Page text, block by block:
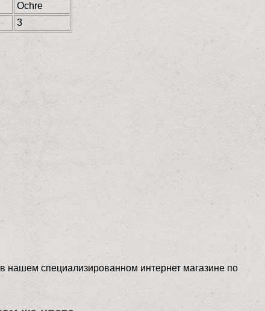
Ochre
3
нашем специализированном интернет магазине по